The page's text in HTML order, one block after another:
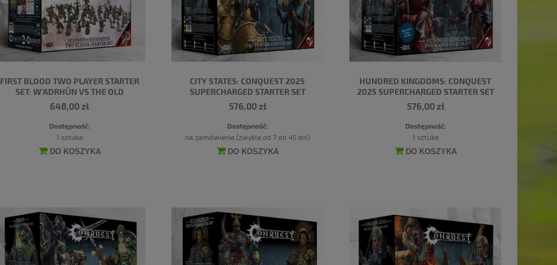
FIRST BLOOD TWO PLAYER STARTER
SET: W’ADRHŬN VS THE OLD
DOMINION [OOP]
648,00 zł
Dostępność:
1 sztuka
DO KOSZYKA
CITY STATES: CONQUEST 2025
SUPERCHARGED STARTER SET
576,00 zł
Dostępność:
na zamówienie (zwykle od 7 do 45 dni)
DO KOSZYKA
HUNDRED KINGDOMS: CONQUEST
2025 SUPERCHARGED STARTER SET
576,00 zł
Dostępność:
1 sztuka
DO KOSZYKA